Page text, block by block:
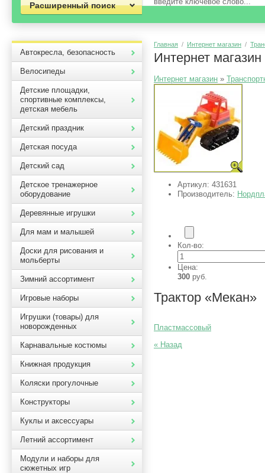
Расширенный поиск
Автокресла, безопасность
Велосипеды
Детские площадки,
спортивные комплексы,
детская мебель
Детский праздник
Детская посуда
Детский сад
Детское тренажерное
оборудование
Деревянные игрушки
Для мам и малышей
Доски для рисования и
мольберты
Зимний ассортимент
Игровые наборы
Игрушки (товары) для
новорожденных
Карнавальные костюмы
Книжная продукция
Коляски прогулочные
Конструкторы
Куклы и аксессуары
Летний ассортимент
Модули и наборы для
сюжетных игр
Главная / Интернет магазин /
Интернет магазин
Интернет магазин »
Артикул: 431631
Производитель:
Кол-во:
Цена:
300 руб.
Трактор «Мекан»
Пластмассовый
« Назад